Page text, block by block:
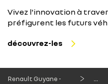
Vivez l'innovation à
préfigurent les futurs
découvrez-les